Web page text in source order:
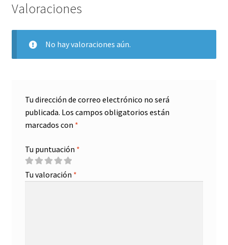
Valoraciones
No hay valoraciones aún.
Tu dirección de correo electrónico no será
publicada. Los campos obligatorios están
marcados con *
Tu puntuación *
Tu valoración *